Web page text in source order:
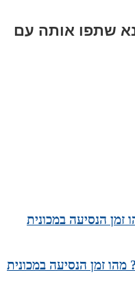
שתפו אותה עם
זמן הנסיעה במכונית
זמן הנסיעה במכונית